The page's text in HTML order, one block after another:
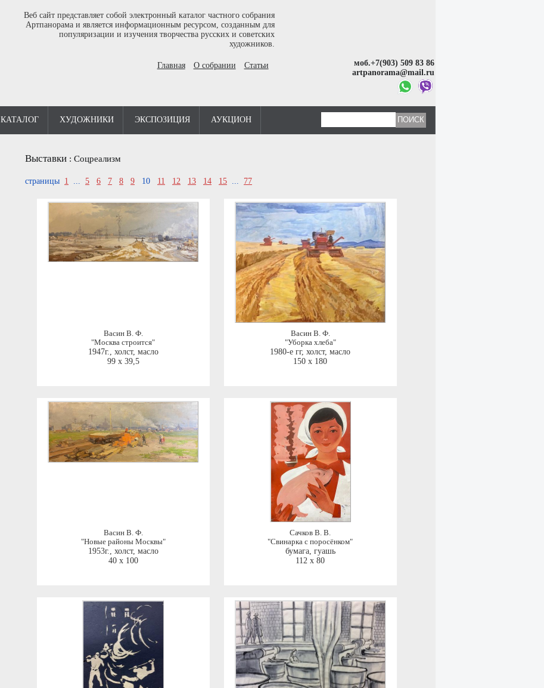
Веб сайт представляет собой электронный каталог частного собрания
Артпанорама и является информационным ресурсом, созданным для
популяризации и изучения творчества русских и советских
художников.
Главная О собрании Статьи
моб.+7(903) 509 83 86
artpanorama@mail.ru
КАТАЛОГ ХУДОЖНИКИ ЭКСПОЗИЦИЯ АУКЦИОН
Выставки : Соцреализм
страницы 1 ... 5 6 7 8 9 10 11 12 13 14 15 ... 77
Васин В. Ф.
"Москва строится"
1947г., холст, масло
99 x 39,5
Васин В. Ф.
"Уборка хлеба"
1980-е гг, холст, масло
150 x 180
Васин В. Ф.
"Новые районы Москвы"
1953г., холст, масло
40 x 100
Сачков В. В.
"Свинарка с поросёнком"
бумага, гуашь
112 x 80